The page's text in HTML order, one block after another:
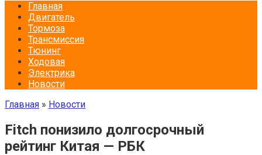
Главная
Двигатель
Тормоза
Трансмиссия
Тюнинг
Ходовая
Электрика
Новости
Главная » Новости
Fitch понизило долгосрочный
рейтинг Китая — РБК